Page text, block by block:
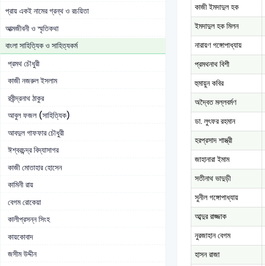
প্রায় একই নামের গ্রন্থ ও রচয়িতা
আত্মজীবনী ও স্মৃতিকথা
বাংলা সাহিত্যিক ও সাহিত্যকর্ম
প্রমথ চৌধুরী
কাজী নজরুল ইসলাম
রবীন্দ্রনাথ ঠাকুর
আবুল ফজল (সাহিত্যিক)
আবদুল গাফফার চৌধুরী
ঈশ্বরচন্দ্র বিদ্যাসাগর
কাজী মোতাহার হোসেন
কামিনী রায়
বেগম রোকেয়া
কালীপ্রসন্ন সিংহ
কায়কোবাদ
জসীম উদ্দীন
কাজী ইমদাদুল হক
ইমদাদুল হক মিলন
নারায়ণ গঙ্গোপাধ্যায়
প্রমথনাথ বিশী
হুমায়ুন কবির
অদ্বৈত মল্লবর্মণ
ডা. লুৎফর রহমান
হরপ্রসাদ শাস্ত্রী
জাহানারা ইমাম
সতীনাথ ভাদুড়ী
সুনীল গঙ্গোপাধ্যায়
আব্দুর রাজ্জাক
নুরজাহান বেগম
হাসন রাজা